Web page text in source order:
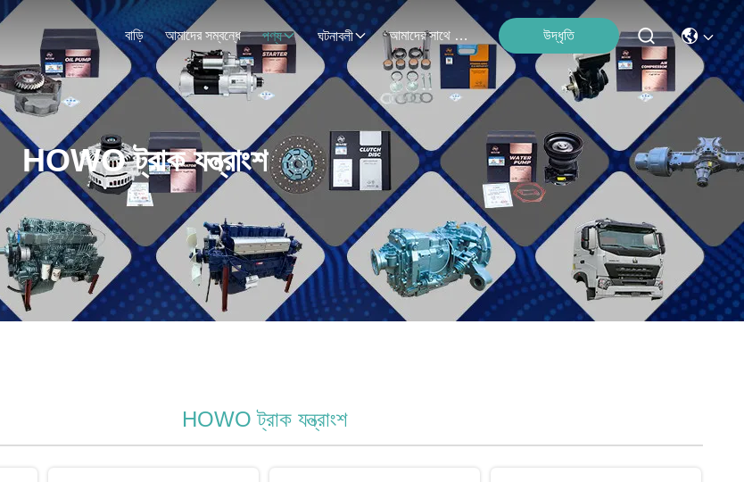
বাড়ি আমাদের সম্বন্ধে পণ্য ঘটনাবলী আমাদের সাথে যোগাযোগ উদ্ধৃতি
HOWO ট্রাক যন্ত্রাংশ
HOWO ট্রাক যন্ত্রাংশ